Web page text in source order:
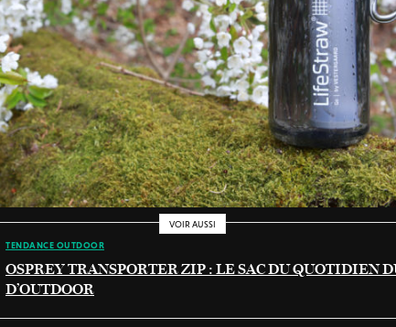
VOIR AUSSI
TENDANCE OUTDOOR
OSPREY TRANSPORTER ZIP : LE SAC DU QUOTIDIEN
D’OUTDOOR